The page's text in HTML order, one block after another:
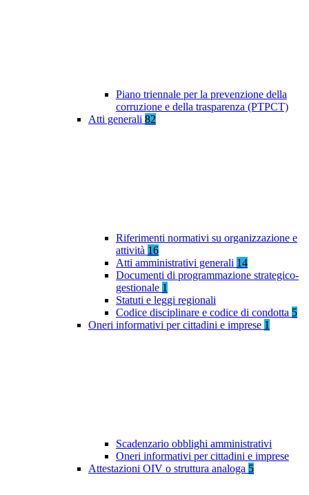
Piano triennale per la prevenzione della
corruzione e della trasparenza (PTPCT)
Atti generali 82
Riferimenti normativi su organizzazione e
attività 16
Atti amministrativi generali 14
Documenti di programmazione strategico-
gestionale 1
Statuti e leggi regionali
Codice disciplinare e codice di condotta 5
Oneri informativi per cittadini e imprese 1
Scadenzario obblighi amministrativi
Oneri informativi per cittadini e imprese
Attestazioni OIV o struttura analoga 5